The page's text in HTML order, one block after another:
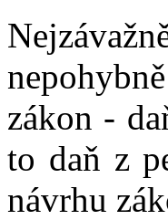
zákon -
to daň z
návrhu